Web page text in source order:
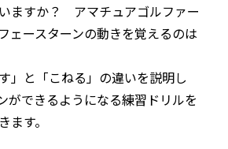
ますか？ アマチュアゴルファー
ェースターンの動きを覚えるのは
」と「こねる」の違いを説明し
ができるようになる練習ドリルを
ます。